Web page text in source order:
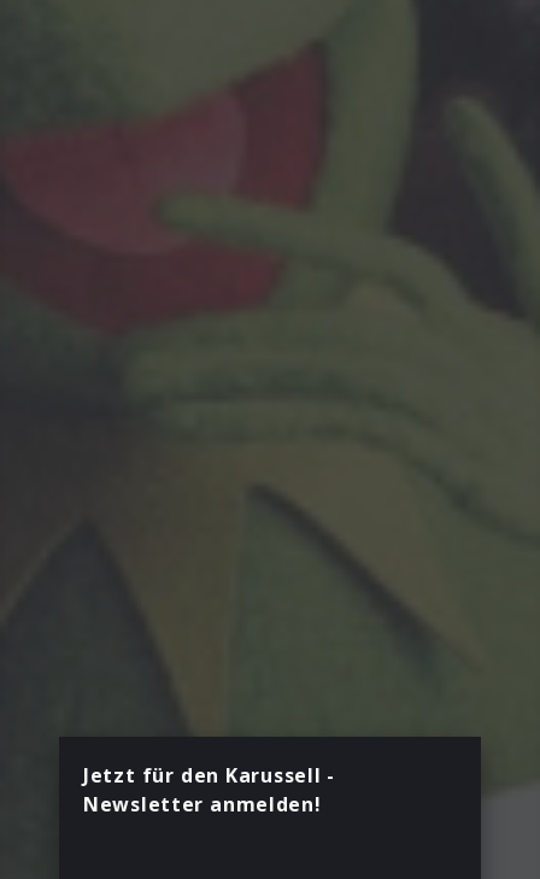
Jetzt für den Karussell -
Newsletter anmelden!